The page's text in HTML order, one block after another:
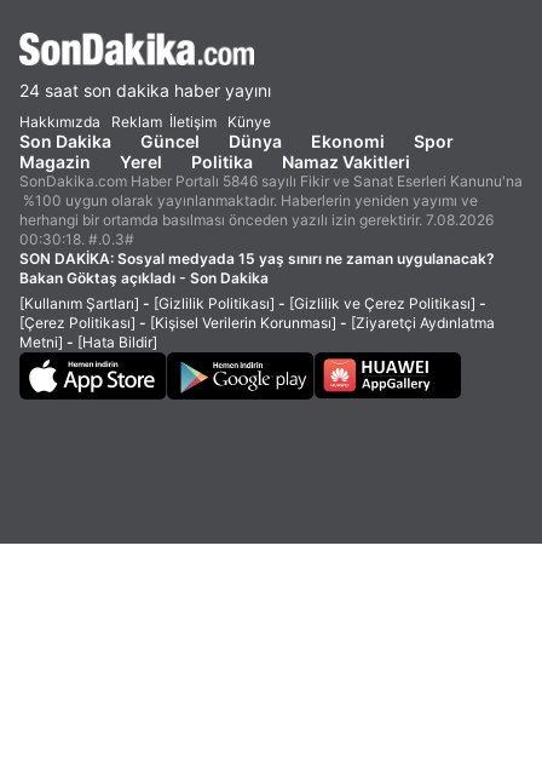
24 saat son dakika haber yayını
Hakkımızda Reklam İletişim Künye
Son Dakika Güncel Dünya Ekonomi
Spor
Magazin
Yerel Politika Namaz Vakitleri
SonDakika.com Haber Portalı 5846 sayılı Fikir ve Sanat Eserleri Kanunu'na
%100 uygun olarak yayınlanmaktadır. Haberlerin yeniden yayımı ve
herhangi bir ortamda basılması önceden yazılı izin gerektirir. 7.08.2026
00:30:18. #.0.3#
SON DAKİKA: Sosyal medyada 15 yaş sınırı ne zaman uygulanacak?
Bakan Göktaş açıkladı - Son Dakika
[Kullanım Şartları] - [Gizlilik Politikası] - [Gizlilik ve Çerez Politikası] -
[Çerez Politikası] - [Kişisel Verilerin Korunması] - [Ziyaretçi Aydınlatma
Metni] - [Hata Bildir]